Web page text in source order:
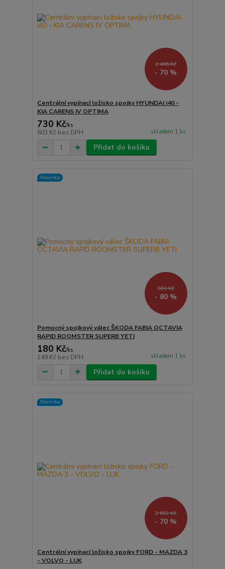
2 466 Kč
- 70 %
Centrální vypínací ložisko spojky HYUNDAI i40 -
KIA CARENS IV OPTIMA
730 Kč/ks
603 Kč bez DPH skladem 1 ks
Přidat do košíku
Novinka
901 Kč
- 80 %
Pomocný spojkový válec ŠKODA FABIA OCTAVIA
RAPID ROOMSTER SUPERB YETI
180 Kč/ks
149 Kč bez DPH skladem 1 ks
Přidat do košíku
Novinka
2 653 Kč
- 70 %
Centrální vypínací ložisko spojky FORD - MAZDA 3
- VOLVO - LUK